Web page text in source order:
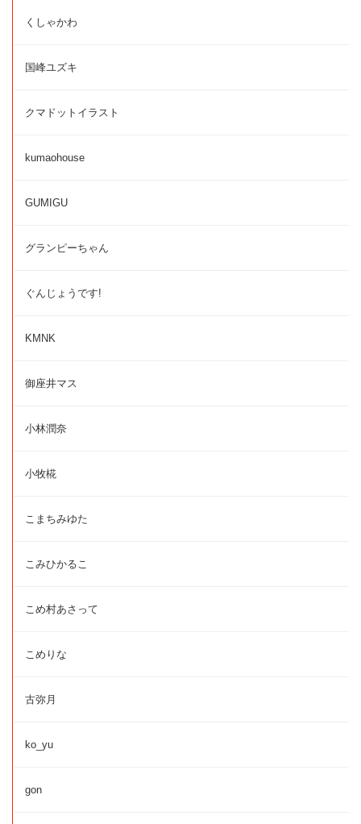
くしゃかわ
国峰ユズキ
クマドットイラスト
kumaohouse
GUMIGU
グランピーちゃん
ぐんじょうです!
KMNK
御座井マス
小林潤奈
小牧椛
こまちみゆた
こみひかるこ
こめ村あさって
こめりな
古弥月
ko_yu
gon